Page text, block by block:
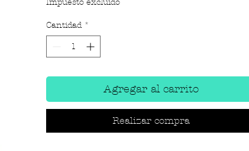
Impuesto excluido
Cantidad *
Agregar al carrito
Realizar compra